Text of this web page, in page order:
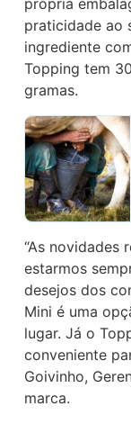
praticidade ao
ingrediente
Topping tem
gramas.
“As novidades
estarmos
desejos dos
Mini é uma
lugar. Já o
conveniente
Goivinho,
marca.